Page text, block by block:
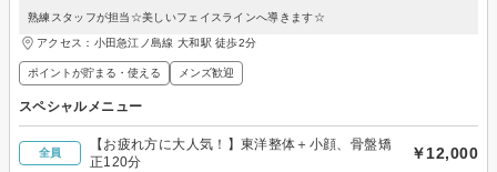
熟練スタッフが担当☆美しいフェイスラインへ導きます☆
アクセス：小田急江ノ島線 大和駅 徒歩2分
ポイントが貯まる・使える メンズ歓迎
スペシャルメニュー
全員
【お疲れ方に大人気！】東洋整体＋小顔、骨盤矯
正120分
￥12,000